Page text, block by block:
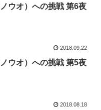
ウオ）への挑戦 第6夜
2018.09.22
ウオ）への挑戦 第5夜
2018.08.18